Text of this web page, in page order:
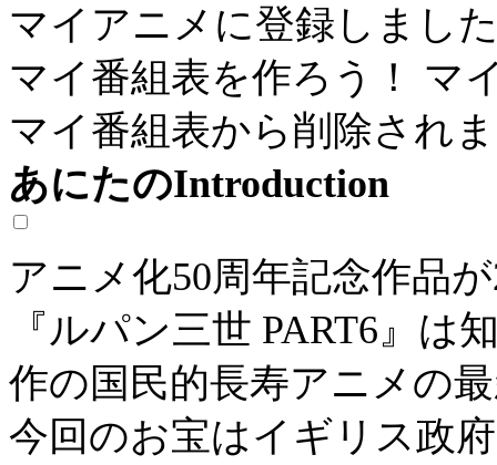
マイアニメに登録しまし
マイ番組表を作ろう！
マ
マイ番組表から削除され
あにたのIntroduction
アニメ化50周年記念作品
『ルパン三世 PART6』
作の国民的長寿アニメの
今回のお宝はイギリス政